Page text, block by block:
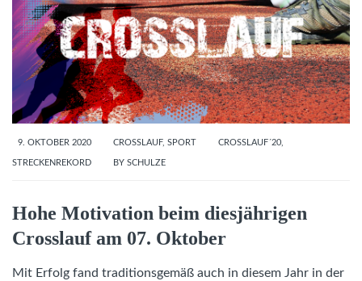
9. OKTOBER 2020 CROSSLAUF, SPORT CROSSLAUF´20
STRECKENREKORD BY SCHULZE
Hohe Motivation beim diesjährigen
Crosslauf am 07. Oktober
Mit Erfolg fand traditionsgemäß auch in diesem Jahr in der